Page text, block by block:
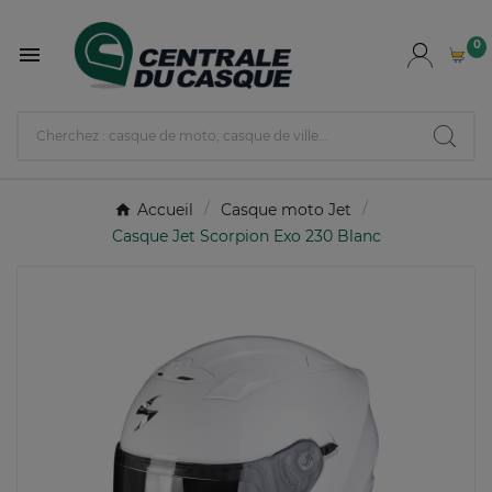
 0
Accueil
Casque moto Jet
Casque Jet Scorpion Exo 230 Blanc